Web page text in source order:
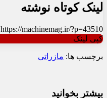
لینک کوتاه نوشته
https://machinemag.ir/?p=43510
کپی لینک
برچسب ها: مازراتی
بیشتر بخوانید